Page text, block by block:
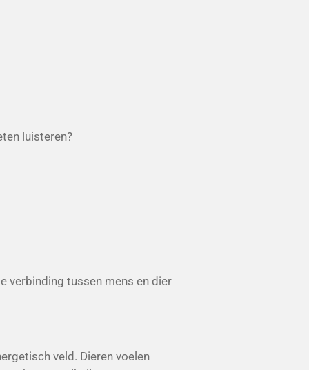
luisteren?
verbinding tussen mens en dier
veld. Dieren voelen